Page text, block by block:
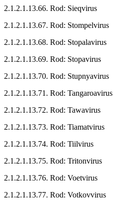
2.1.2.1.13.66. Rod: Sieqvirus
2.1.2.1.13.67. Rod: Stompelvirus
2.1.2.1.13.68. Rod: Stopalavirus
2.1.2.1.13.69. Rod: Stopavirus
2.1.2.1.13.70. Rod: Stupnyavirus
2.1.2.1.13.71. Rod: Tangaroavirus
2.1.2.1.13.72. Rod: Tawavirus
2.1.2.1.13.73. Rod: Tiamatvirus
2.1.2.1.13.74. Rod: Tiilvirus
2.1.2.1.13.75. Rod: Tritonvirus
2.1.2.1.13.76. Rod: Voetvirus
2.1.2.1.13.77. Rod: Votkovvirus